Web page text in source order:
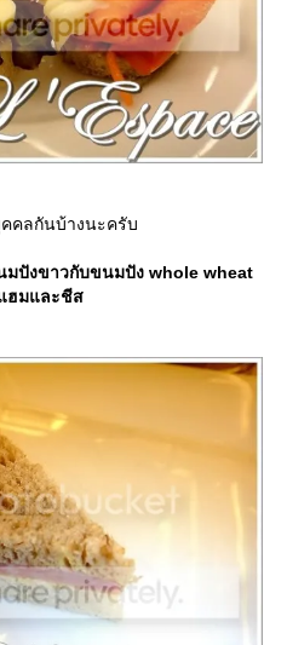
คลกันบ้างนะครับ
ปังขาวกับขนมปัง whole wheat
ฮมและชีส